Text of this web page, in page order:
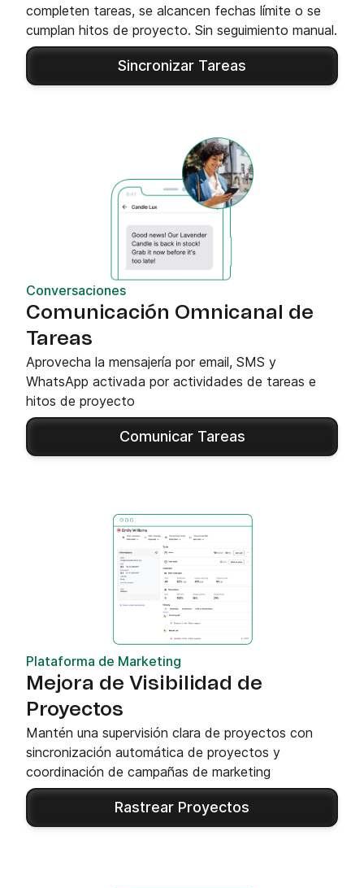
completen tareas, se alcancen fechas límite o se
cumplan hitos de proyecto. Sin seguimiento manual.
Sincronizar Tareas
Conversaciones
Comunicación Omnicanal de
Tareas
Aprovecha la mensajería por email, SMS y
WhatsApp activada por actividades de tareas e
hitos de proyecto
Comunicar Tareas
Plataforma de Marketing
Mejora de Visibilidad de
Proyectos
Mantén una supervisión clara de proyectos con
sincronización automática de proyectos y
coordinación de campañas de marketing
Rastrear Proyectos